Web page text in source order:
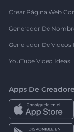
Crear Página Web
Generador De
Generador De Videos
YouTube Video Ideas
Apps De